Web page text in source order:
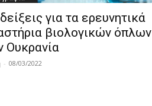
για τα ερευνητικά
βιολογικών όπλων
Ουκρανία
- 08/03/2022